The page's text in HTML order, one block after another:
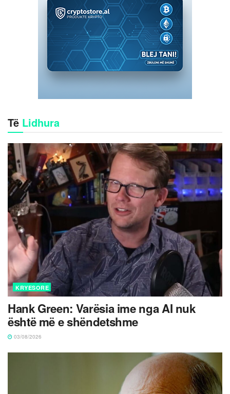
Të Lidhura
KRYESORE
Hank Green: Varësia ime nga AI nuk
është më e shëndetshme
03/08/2026